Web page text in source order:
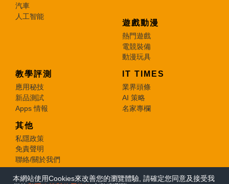
本網站使用Cookies來改善您的瀏覽體驗, 請確定您同意及接受我
汽車
人工智能
遊戲動漫
熱門遊戲
電競裝備
動漫玩具
教學評測
應用秘技
新品測試
Apps 情報
IT TIMES
業界頭條
AI 策略
名家專欄
其他
私隱政策
免責聲明
聯絡/關於我們
© 2026 e-zone. All Rights Reserved.